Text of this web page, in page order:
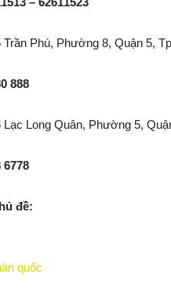
Trần Phú, Phường 8, Quận 5,
888
Lạc Long Quân, Phường 5,
6778
đề:
quốc